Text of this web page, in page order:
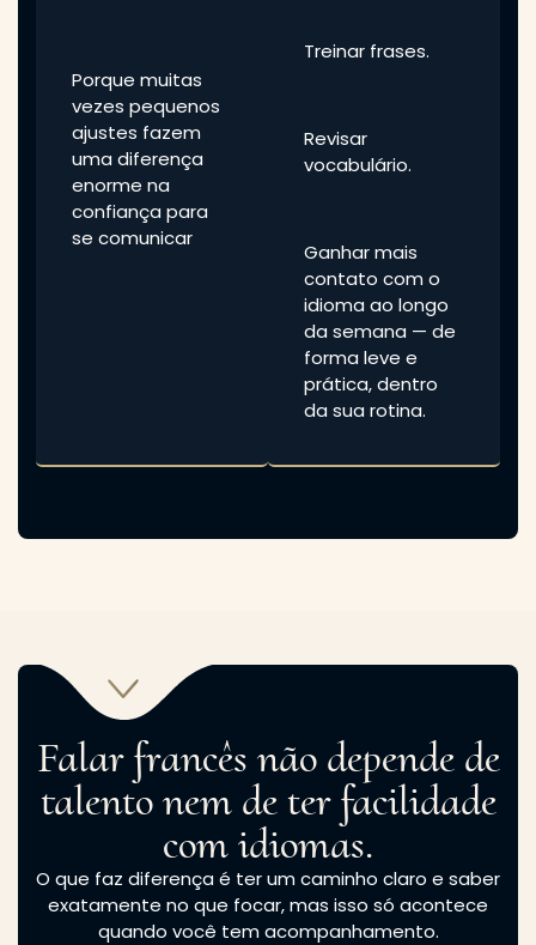
Porque muitas
vezes pequenos
ajustes fazem
uma diferença
enorme na
confiança para
se comunicar
Treinar frases.
Revisar
vocabulário.
Ganhar mais
contato com o
idioma ao longo
da semana — de
forma leve e
prática, dentro
da sua rotina.
Falar francês não depende de
talento nem de ter facilidade
com idiomas.
O que faz diferença é ter um caminho claro e saber
exatamente no que focar, mas isso só acontece
quando você tem acompanhamento.